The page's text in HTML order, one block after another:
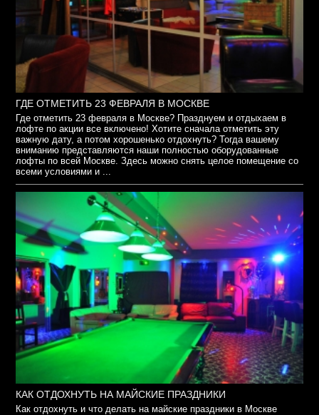
ГДЕ ОТМЕТИТЬ 23 ФЕВРАЛЯ В МОСКВЕ
Где отметить 23 февраля в Москве? Празднуем и отдыхаем в
лофте по акции все включено! Хотите сначала отметить эту
важную дату, а потом хорошенько отдохнуть? Тогда вашему
вниманию представляются наши полностью оборудованные
лофты по всей Москве. Здесь можно снять целое помещение со
всеми условиями и ...
КАК ОТДОХНУТЬ НА МАЙСКИЕ ПРАЗДНИКИ
Как отдохнуть и что делать на майские праздники в Москве